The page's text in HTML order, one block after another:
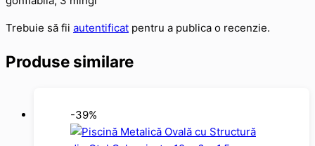
Trebuie să fii autentificat pentru a publica o recenzie.
Produse similare
-39%